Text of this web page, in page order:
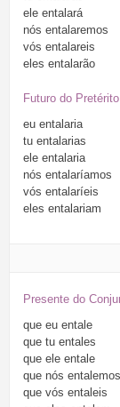
ele entalará
nós entalaremos
vós entalareis
eles entalarão
Futuro do
eu entalaria
tu entalarias
ele entalaria
nós entalaríamos
vós entalaríeis
eles entalariam
Presente do
que eu entale
que tu entales
que ele entale
que nós entalemos
que vós entaleis